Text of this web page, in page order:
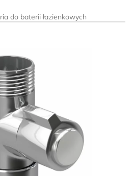
do baterii łazienkowych